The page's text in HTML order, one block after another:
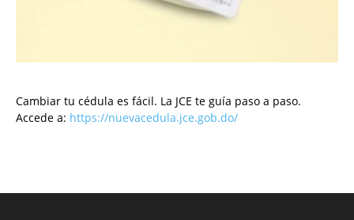
Cambiar tu cédula es fácil. La JCE te guía paso a paso.
Accede a: https://nuevacedula.jce.gob.do/